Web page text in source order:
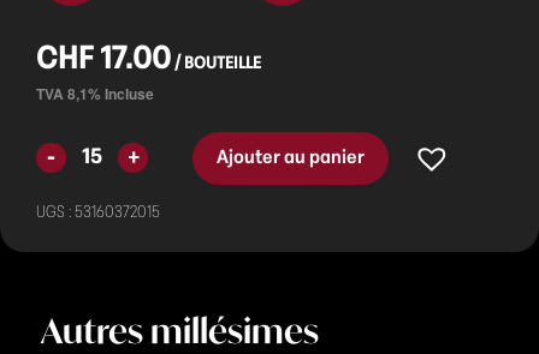
CHF 17.00
Ajouter au panier
UGS : 53160372015
Autres millésimes